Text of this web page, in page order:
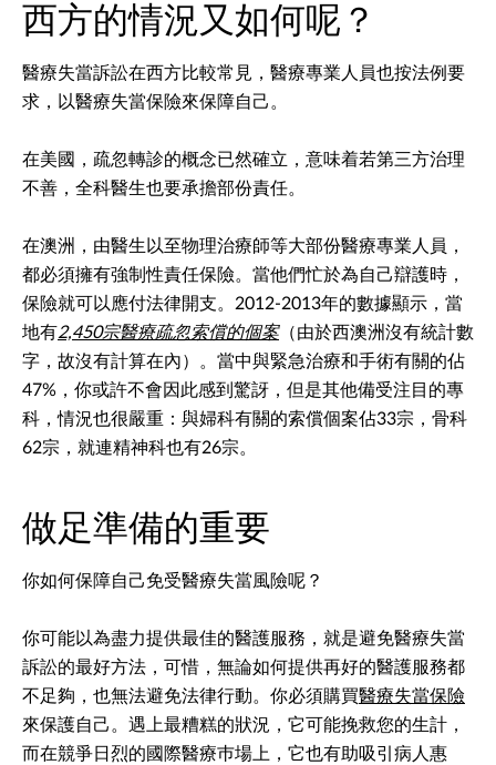
西方的情況又如何呢？
醫療失當訴訟在西方比較常見，醫療專業人員也按法例要
求，以醫療失當保險來保障自己。
在美國，疏忽轉診的概念已然確立，意味着若第三方治理
不善，全科醫生也要承擔部份責任。
在澳洲，由醫生以至物理治療師等大部份醫療專業人員，
都必須擁有強制性責任保險。當他們忙於為自己辯護時，
保險就可以應付法律開支。2012-2013年的數據顯示，當
地有2,450宗醫療疏忽索償的個案（由於西澳洲沒有統計數
字，故沒有計算在內）。當中與緊急治療和手術有關的佔
47%，你或許不會因此感到驚訝，但是其他備受注目的專
科，情況也很嚴重：與婦科有關的索償個案佔33宗，骨科
62宗，就連精神科也有26宗。
做足準備的重要
你如何保障自己免受醫療失當風險呢？
你可能以為盡力提供最佳的醫護服務，就是避免醫療失當
訴訟的最好方法，可惜，無論如何提供再好的醫護服務都
不足夠，也無法避免法律行動。你必須購買醫療失當保險
來保護自己。遇上最糟糕的狀況，它可能挽救您的生計，
而在競爭日烈的國際醫療巿場上，它也有助吸引病人惠